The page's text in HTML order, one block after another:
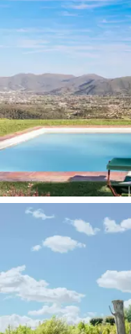
游泳池是這座壯
為其寬敞的尺
產辦公室允許的
重要的是其壯觀
比薩的景色，在
伸至裡窩那和大
土地，其中 3
用於生產優質油
悠久的葡萄園，
獨立指南
選最好的意大利
球。就連伊麗莎
選擇了這款酒作